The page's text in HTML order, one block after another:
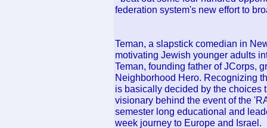
federation system's new effort to
Teman, a slapstick comedian in
motivating Jewish younger adults
Teman, founding father of JCorps,
Neighborhood Hero. Recognizing
is basically decided by the choices
visionary behind the event of the
semester long educational and
week journey to Europe and Israel.